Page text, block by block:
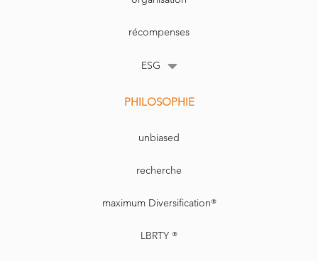
récompenses
ESG
PHILOSOPHIE
unbiased
recherche
maximum Diversification®
LBRTY ®